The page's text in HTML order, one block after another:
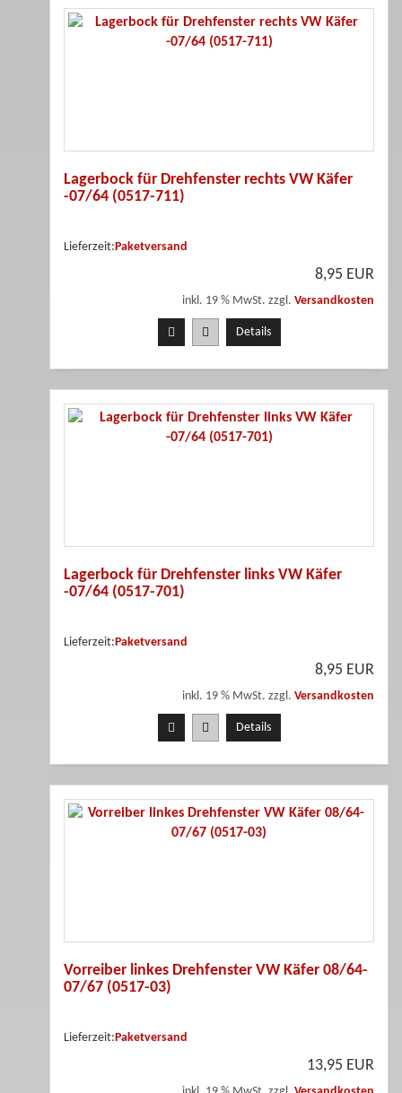
Lagerbock für Drehfenster rechts VW Käfer
-07/64 (0517-711)
Lieferzeit: Paketversand
8,95 EUR
inkl. 19 % MwSt. zzgl. Versandkosten
Details
Lagerbock für Drehfenster links VW Käfer
-07/64 (0517-701)
Lieferzeit: Paketversand
8,95 EUR
inkl. 19 % MwSt. zzgl. Versandkosten
Details
Vorreiber linkes Drehfenster VW Käfer 08/64-
07/67 (0517-03)
Lieferzeit: Paketversand
13,95 EUR